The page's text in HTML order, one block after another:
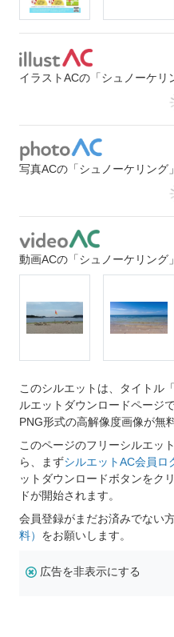
イラストACの「シュノーケリ
写真ACの「シュノーケリング
動画ACの「シュノーケリング
このシルエットは、タイトル
ルエットダウンロードページ
PNG形式の高解像度画像が無
このページのフリーシルエッ
ら、まずシルエットAC会員ロ
ットダウンロードボタンをク
ドが開始されます。
会員登録がまだお済みでない方
料） をお願いします。
広告を非表示にする